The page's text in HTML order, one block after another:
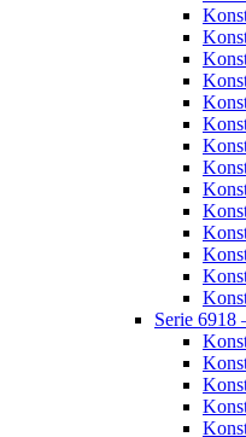
Serie 6918